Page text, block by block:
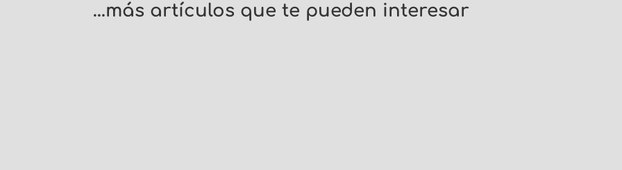
…más artículos que te pueden interesar